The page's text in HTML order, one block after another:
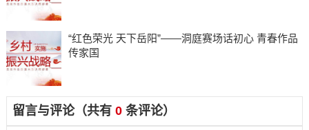
“红色荣光 天下岳阳”——洞庭赛场话初心 青春作品
传家国
留言与评论（共有 0条评论）